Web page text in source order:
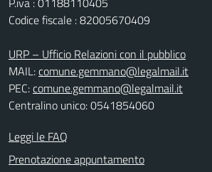
Codice fiscale : 82005670409
URP – Ufficio Relazioni con il pubblico
MAIL:comune.gemmano@legalmail.it
PEC:comune.gemmano@legalmail.it
Centralino unico: 0541854060
Leggi le FAQ
Prenotazione appuntamento